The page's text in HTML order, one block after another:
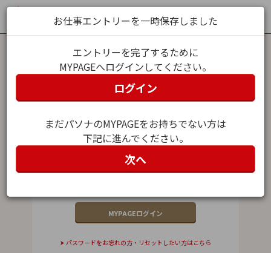
MYPAGEログイン
パスワード
パスワードをお忘れの方・リセットしたい方はこちら
お仕事エントリーを一時保存しました
エントリーを完了するために
MYPAGEへログインしてください。
ログイン
まだパソナのMYPAGEをお持ちでない方は
下記に進んでください。
次へ